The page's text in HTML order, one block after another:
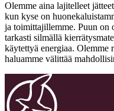
Olemme aina lajitelleet
kun kyse on
ja toimittajillemme. Puun on
tarkasti silmällä
käytettyä energiaa. Olemme
haluamme välittää